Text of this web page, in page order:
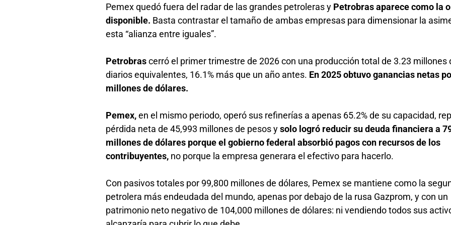
Pemex quedó fuera del radar de las grandes petroleras y Petrobras aparece como la
disponible. Basta contrastar el tamaño de ambas empresas para dimensionar la
esta “alianza entre iguales”.
Petrobrascerró el primer trimestre de 2026 con una producción total de 3.23 millones
diarios equivalentes, 16.1% más que un año antes. En 2025 obtuvo ganancias netas
millones de dólares.
Pemex,en el mismo periodo, operó sus refinerías a apenas 65.2% de su capacidad,
pérdida neta de 45,993 millones de pesos ysolo logró reducir su deuda financiera a
millones de dólares porque el gobierno federal absorbió pagos con recursos de los
contribuyentes, no porque la empresa generara el efectivo para hacerlo.
Con pasivos totales por 99,800 millones de dólares, Pemex se mantiene como la
petrolera más endeudada del mundo, apenas por debajo de la rusa Gazprom, y con un
patrimonio neto negativo de 104,000 millones de dólares: ni vendiendo todos sus